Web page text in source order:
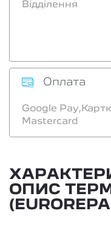
Відділення
Оплата
Google Pay,
Mastercard
ОПИС